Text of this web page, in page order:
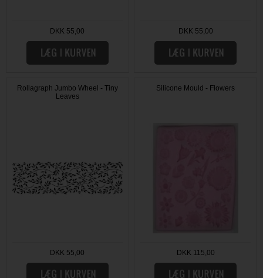
DKK 55,00 DKK 55,00
Rollagraph Jumbo Wheel - Tiny
Leaves
DKK 55,00
Silicone Mould - Flowers
DKK 115,00